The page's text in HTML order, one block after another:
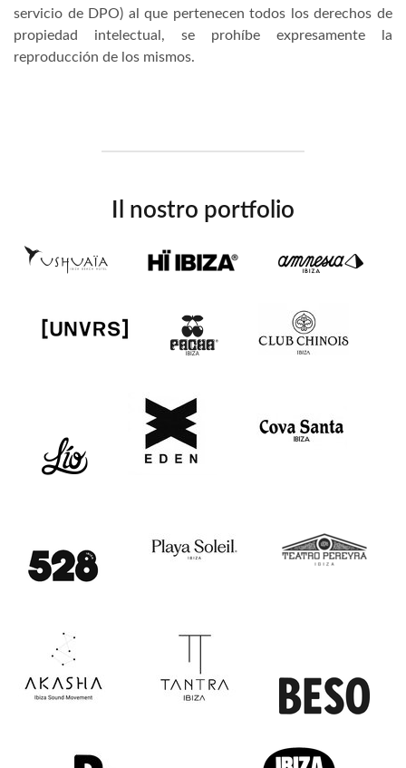
servicio de DPO) al que pertenecen todos los derechos de
propiedad intelectual, se prohíbe expresamente la
reproducción de los mismos.
Il nostro portfolio